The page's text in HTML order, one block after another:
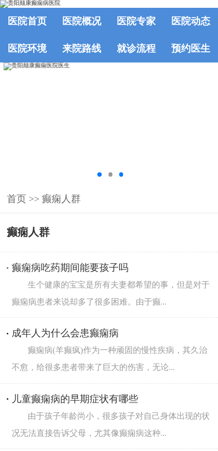
医院首页 医院概况 医院专家 医院动态
医院环境 来院路线 就诊流程 预约医生
首页 >> 癫痫人群
癫痫人群
癫痫病吃药期间能要孩子吗
生个健康的宝宝是所有夫妻都希望的事，但是对于
癫痫病患者来说却多了很多困难。由于癫...
成年人为什么会患癫痫病
癫痫病(羊癫疯)作为一种顽固的慢性疾病，其久治
不愈，给很多患者带来了巨大的伤害，无论...
儿童癫痫病的早期症状有哪些
由于孩子年龄尚小，很多孩子对自己身体出现的状
况无法直接告诉父母，尤其像癫痫病这种...